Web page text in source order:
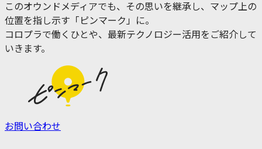
このオウンドメディアでも、その思いを継承し、マップ上の
位置を指し示す「ピンマーク」に。
コロプラで働くひとや、最新テクノロジー活用をご紹介して
いきます。
お問い合わせ